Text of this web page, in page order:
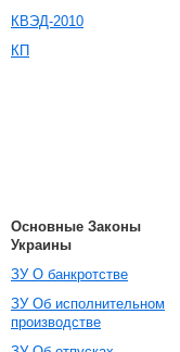
КВЭД-2010
КП
Основные Законы
Украины
ЗУ О банкротстве
ЗУ Об исполнительном
производстве